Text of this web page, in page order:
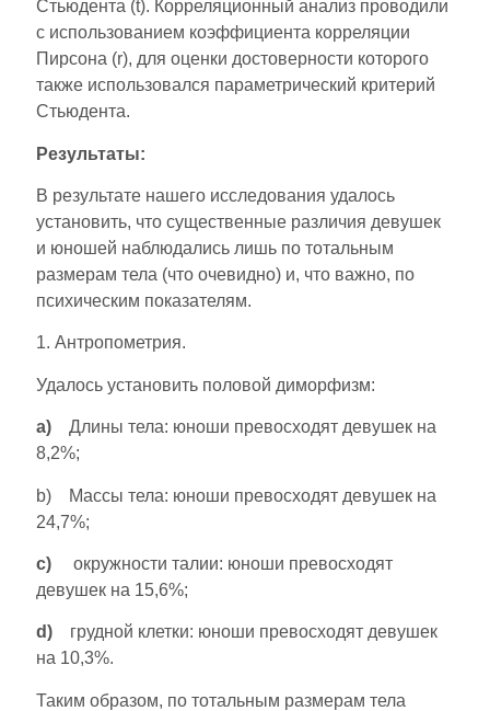
Стьюдента (t). Корреляционный анализ проводили
с использованием коэффициента корреляции
Пирсона (r), для оценки достоверности которого
также использовался параметрический критерий
Стьюдента.
Результаты:
В результате нашего исследования удалось
установить, что существенные различия девушек
и юношей наблюдались лишь по тотальным
размерам тела (что очевидно) и, что важно, по
психическим показателям.
1. Антропометрия.
Удалось установить половой диморфизм:
a)
Длины тела: юноши превосходят девушек на
8,2%;
b) Массы тела: юноши превосходят девушек на
24,7%;
c)
окружности талии: юноши превосходят
девушек на 15,6%;
d)
грудной клетки: юноши превосходят девушек
на 10,3%.
Таким образом, по тотальным размерам тела